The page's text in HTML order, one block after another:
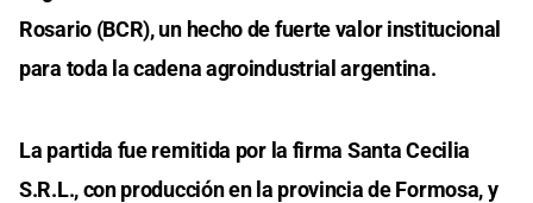
Rosario (BCR), un hecho de fuerte valor institucional
para toda la cadena agroindustrial argentina.
La partida fue remitida por la firma Santa Cecilia
S.R.L., con producción en la provincia de Formosa, y